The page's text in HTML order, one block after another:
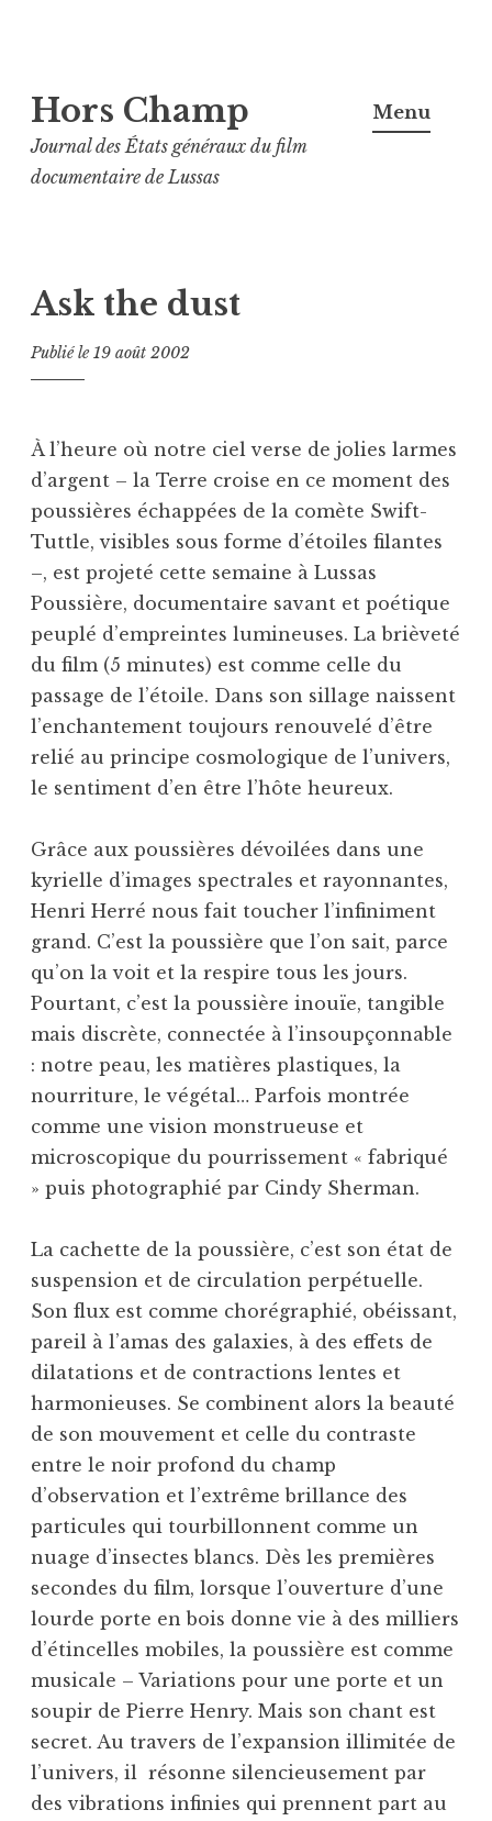
au
contenu
principal
Hors Champ
Journal des États généraux du film
documentaire de Lussas
Menu
Ask the dust
Publié le19 août 2002
À l’heure où notre ciel verse de jolies larmes
d’argent – la Terre croise en ce moment des
poussières échappées de la comète Swift-
Tuttle, visibles sous forme d’étoiles filantes
–, est projeté cette semaine à Lussas
Poussière, documentaire savant et poétique
peuplé d’empreintes lumineuses. La brièveté
du film (5 minutes) est comme celle du
passage de l’étoile. Dans son sillage naissent
l’enchantement toujours renouvelé d’être
relié au principe cosmologique de l’univers,
le sentiment d’en être l’hôte heureux.
Grâce aux poussières dévoilées dans une
kyrielle d’images spectrales et rayonnantes,
Henri Herré nous fait toucher l’infiniment
grand. C’est la poussière que l’on sait, parce
qu’on la voit et la respire tous les jours.
Pourtant, c’est la poussière inouïe, tangible
mais discrète, connectée à l’insoupçonnable
: notre peau, les matières plastiques, la
nourriture, le végétal… Parfois montrée
comme une vision monstrueuse et
microscopique du pourrissement « fabriqué
» puis photographié par Cindy Sherman.
La cachette de la poussière, c’est son état de
suspension et de circulation perpétuelle.
Son flux est comme chorégraphié, obéissant,
pareil à l’amas des galaxies, à des effets de
dilatations et de contractions lentes et
harmonieuses. Se combinent alors la beauté
de son mouvement et celle du contraste
entre le noir profond du champ
d’observation et l’extrême brillance des
particules qui tourbillonnent comme un
nuage d’insectes blancs. Dès les premières
secondes du film, lorsque l’ouverture d’une
lourde porte en bois donne vie à des milliers
d’étincelles mobiles, la poussière est comme
musicale – Variations pour une porte et un
soupir de Pierre Henry. Mais son chant est
secret. Au travers de l’expansion illimitée de
l’univers, il résonne silencieusement par
des vibrations infinies qui prennent part au